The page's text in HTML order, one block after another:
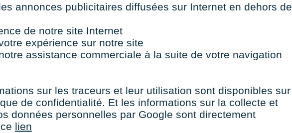
TOUTES NOS FORMATIONS COURTES
le choix de VISIPLUS academy c’est
annonces publicitaires diffusées sur Internet en dehors de
de notre site Internet
expérience sur notre site
assistance commerciale à la suite de votre navigation
sur les traceurs et leur utilisation sont disponibles sur
de confidentialité. Et les informations sur la collecte et
données personnelles par Google sont directement
lien